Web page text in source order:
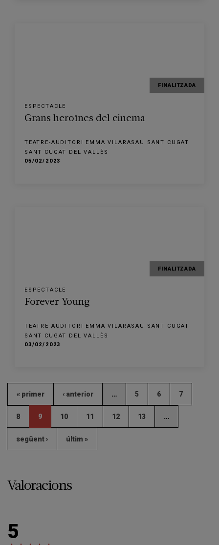
FINALITZADA
ESPECTACLE
Grans heroïnes del cinema
TEATRE-AUDITORI EMMA VILARASAU SANT CUGAT
SANT CUGAT DEL VALLÈS
05/02/2023
FINALITZADA
ESPECTACLE
Forever Young
TEATRE-AUDITORI EMMA VILARASAU SANT CUGAT
SANT CUGAT DEL VALLÈS
03/02/2023
« primer ‹ anterior … 5 6 7
8 9 10 11 12 13 …
següent › últim »
Valoracions
5